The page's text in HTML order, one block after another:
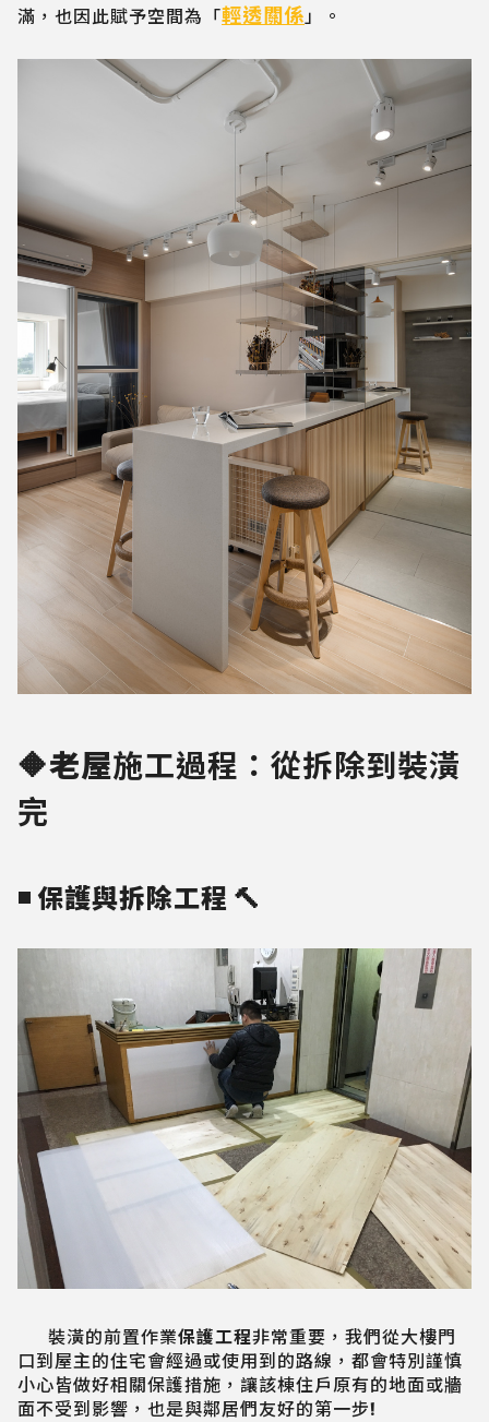
滿，也因此賦予空間為「輕透關係」。
🔶老屋施工過程：從拆除到裝潢
完
◾ 保護與拆除工程 🔨
裝潢的前置作業保護工程非常重要，我們從大樓門
口到屋主的住宅會經過或使用到的路線，都會特別謹慎
小心皆做好相關保護措施，讓該棟住戶原有的地面或牆
面不受到影響，也是與鄰居們友好的第一步!